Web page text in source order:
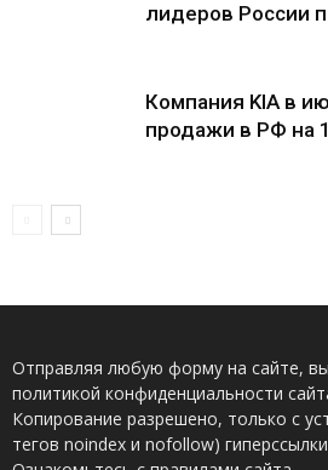
лидеров России
Компания KIA в
продажи в РФ на
Отправляя любую форму на сайте,
политикой конфиденциальности
Копирование разрешено, только с
тегов noindex и nofollow)